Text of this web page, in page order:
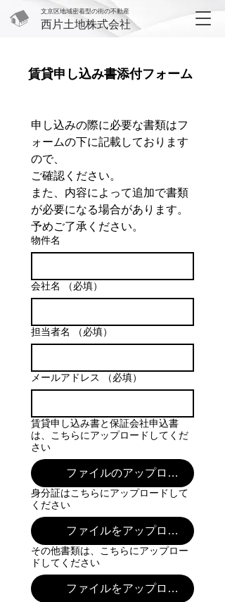
文京区地域密着型の街の不動産
西片土地株式会社
​賃貸申し込み書添付フォーム
申し込みの際に必要な書類はフ
ォームの下に記載しております
ので、
ご確認ください。
また、内容によって追加で書類
が必要になる場合があります。
予めご了承ください。
物件名
会社名 （必填）
担当者名 （必填）
メールアドレス （必填）
賃貸申し込み書と保証会社申込書
は、こちらにアップロードしてくだ
さい
ファイルのアップロード
身分証はこちらにアップロードして
ください
ファイルをアップロード
その他書類は、こちらにアップロー
ドしてください
ファイルをアップロード